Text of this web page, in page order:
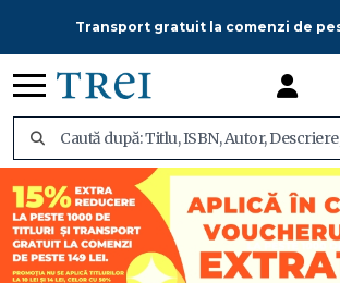
Transport gratuit la comenzi de